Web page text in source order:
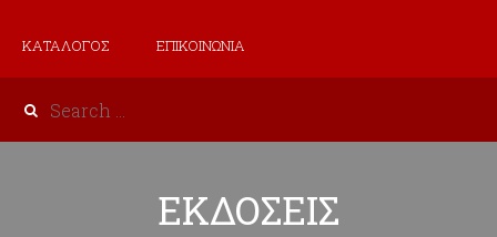
ΚΑΤΑΛΟΓΟΣ ΕΠΙΚΟΙΝΩΝΙΑ
ΕΚΔΟΣΕΙΣ